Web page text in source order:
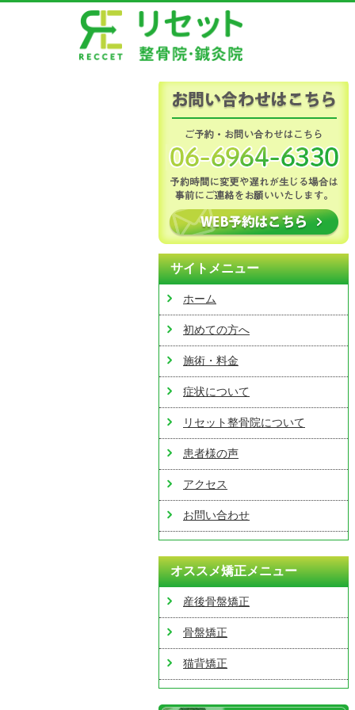
サイトメニュー
ホーム
初めての方へ
施術・料金
症状について
リセット整骨院について
患者様の声
アクセス
お問い合わせ
オススメ矯正メニュー
産後骨盤矯正
骨盤矯正
猫背矯正